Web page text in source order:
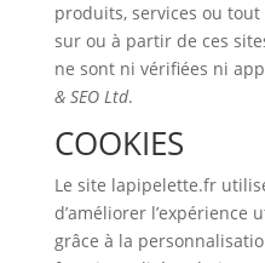
produits, services ou
sur ou à partir de ces
ne sont ni vérifiées ni
& SEO Ltd.
COOKIES
Le site lapipelette.fr
d’améliorer l’expérience
grâce à la